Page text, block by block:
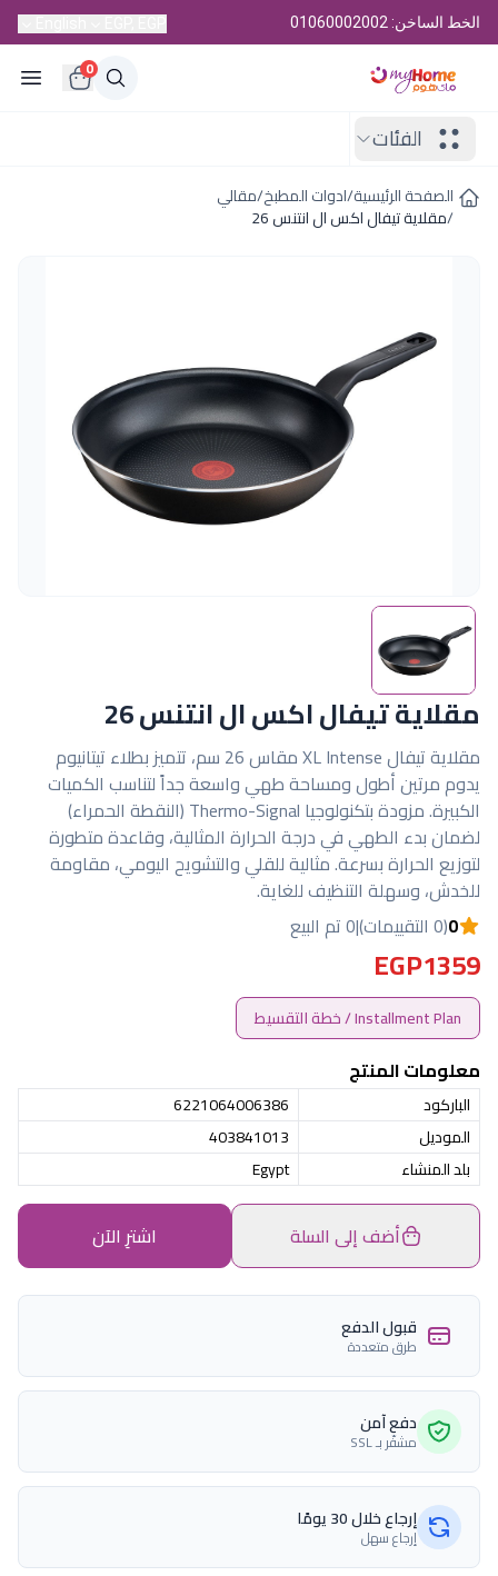
الخط الساخن: 01060002002
0
الفئات
الصفحة الرئيسية/ادوات المطبخ/مقالي
/مقلاية تيفال اكس ال انتنس 26
مقلاية تيفال اكس ال انتنس 26
مقلاية تيفال XL Intense مقاس 26 سم، تتميز بطلاء تيتانيوم
يدوم مرتين أطول ومساحة طهي واسعة جداً لتناسب الكميات
الكبيرة. مزودة بتكنولوجيا Thermo-Signal (النقطة الحمراء)
لضمان بدء الطهي في درجة الحرارة المثالية، وقاعدة متطورة
لتوزيع الحرارة بسرعة. مثالية للقلي والتشويح اليومي، مقاومة
للخدش، وسهلة التنظيف للغاية.
0(0 التقييمات) |0 تم البيع
EGP1359
Installment Plan / خطة التقسيط
معلومات المنتج
الباركود
6221064006386
الموديل
403841013
بلد المنشاء
Egypt
أضف إلى السلة اشترِ الآن
قبول الدفع
طرق متعددة
دفع آمن
مشفّر بـ SSL
إرجاع خلال 30 يومًا
إرجاع سهل